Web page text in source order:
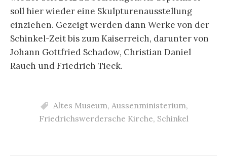
soll hier wieder eine Skulpturenausstellung
einziehen. Gezeigt werden dann Werke von der
Schinkel-Zeit bis zum Kaiserreich, darunter von
Johann Gottfried Schadow, Christian Daniel
Rauch und Friedrich Tieck.
Altes Museum, Aussenministerium,
Friedrichswerdersche Kirche, Schinkel